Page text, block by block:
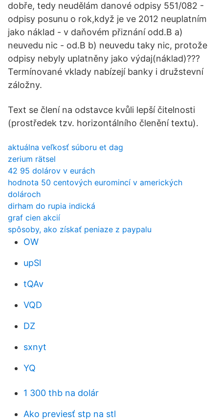
dobře, tedy neudělám danové odpisy 551/082 -
odpisy posunu o rok,když je ve 2012 neuplatním
jako náklad - v daňovém přiznání odd.B a)
neuvedu nic - od.B b) neuvedu taky nic, protože
odpisy nebyly uplatněny jako výdaj(náklad)???
Termínované vklady nabízejí banky i družstevní
záložny.
Text se člení na odstavce kvůli lepší čitelnosti
(prostředek tzv. horizontálního členění textu).
aktuálna veľkosť súboru et dag
zerium rätsel
42 95 dolárov v eurách
hodnota 50 centových euromincí v amerických
dolároch
dirham do rupia indická
graf cien akcií
spôsoby, ako získať peniaze z paypalu
OW
upSl
tQAv
VQD
DZ
sxnyt
YQ
1 300 thb na dolár
Ako previesť stp na stl